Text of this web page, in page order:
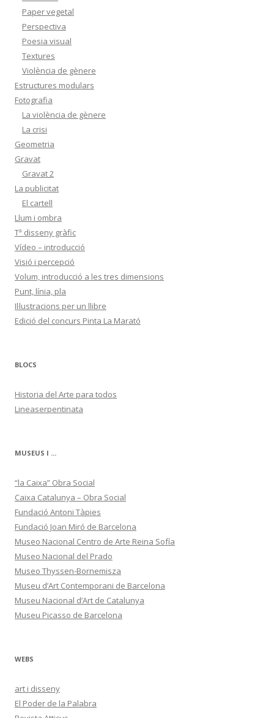
Paper vegetal
Perspectiva
Poesia visual
Textures
Violència de gènere
Estructures modulars
Fotografia
La violència de gènere
La crisi
Geometria
Gravat
Gravat 2
La publicitat
El cartell
Llum i ombra
Tª disseny gràfic
Vídeo – introducció
Visió i percepció
Volum, introducció a les tres dimensions
Punt, línia, pla
Il·lustracions per un llibre
Edició del concurs Pinta La Marató
BLOCS
Historia del Arte para todos
Lineaserpentinata
MUSEUS I ...
“la Caixa” Obra Social
Caixa Catalunya – Obra Social
Fundació Antoni Tàpies
Fundació Joan Miró de Barcelona
Museo Nacional Centro de Arte Reina Sofía
Museo Nacional del Prado
Museo Thyssen-Bornemisza
Museu d’Art Contemporani de Barcelona
Museu Nacional d’Art de Catalunya
Museu Picasso de Barcelona
WEBS
art i disseny
El Poder de la Palabra